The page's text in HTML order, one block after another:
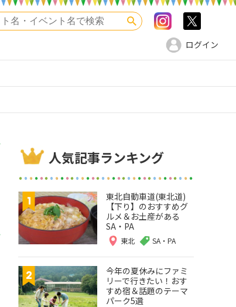
検索 Instagram
ログイン
人気記事ランキング
東北自動車道(東北道)
【下り】のおすすめグ
ルメ＆お土産がある
SA・PA
東北 SA・PA
今年の夏休みにファミ
リーで行きたい！おす
すめ宿＆話題のテーマ
パーク5選